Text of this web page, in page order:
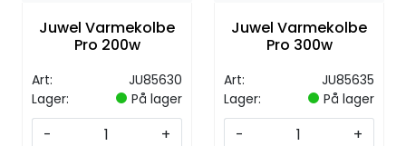
Juwel Varmekolbe
Pro 200w
Art:
JU85630
Lager:
På lager
-
+
Juwel Varmekolbe
Pro 300w
Art:
JU85635
Lager:
På lager
-
+